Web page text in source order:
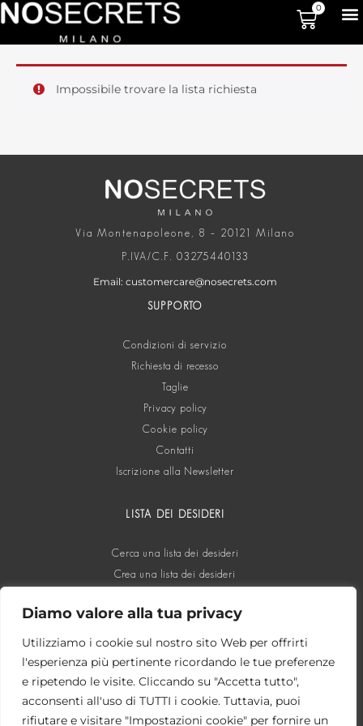
Diamo valore alla tua privacy
Utilizziamo i cookie sul nostro sito Web per offrirti
l'esperienza più pertinente ricordando le tue preferenze
e ripetendo le visite. Cliccando su "Accetta tutto",
acconsenti all'uso di TUTTI i cookie. Tuttavia, puoi
rifiutare e visitare "Impostazioni cookie" per fornire un
0
Impossibile trovare la lista richiesta
Via Montenapoleone, 8 – 20121 Milano
P.IVA/C.F. 03275440133
Email: customercare@nosecrets.com
SUPPORTO
Condizioni di servizio
Richiesta di recesso
Taglie
Privacy policy
Cookie policy
Contatti
Iscrizione alla Newsletter
LISTA DEI DESIDERI
Cerca una lista dei desideri
Crea una lista dei desideri
SOCIAL